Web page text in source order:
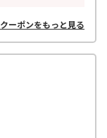
クーポンをもっと見る